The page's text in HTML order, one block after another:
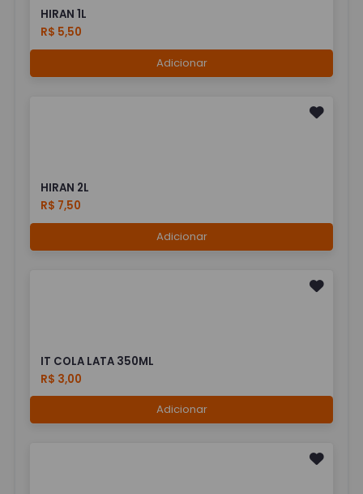
HIRAN 1L
R$ 5,50
Adicionar
HIRAN 2L
R$ 7,50
Adicionar
IT COLA LATA 350ML
R$ 3,00
Adicionar